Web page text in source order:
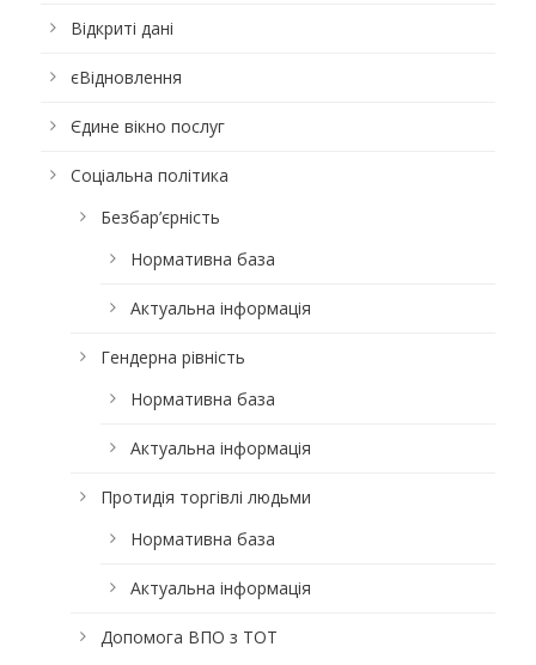
Відкриті дані
єВідновлення
Єдине вікно послуг
Соціальна політика
Безбар’єрність
Нормативна база
Актуальна інформація
Гендерна рівність
Нормативна база
Актуальна інформація
Протидія торгівлі людьми
Нормативна база
Актуальна інформація
Допомога ВПО з ТОТ